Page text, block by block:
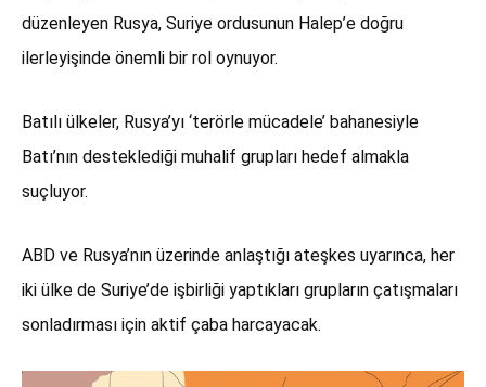
düzenleyen Rusya, Suriye ordusunun Halep’e doğru
ilerleyişinde önemli bir rol oynuyor.
Batılı ülkeler, Rusya’yı ‘terörle mücadele’ bahanesiyle
Batı’nın desteklediği muhalif grupları hedef almakla
suçluyor.
ABD ve Rusya’nın üzerinde anlaştığı ateşkes uyarınca, her
iki ülke de Suriye’de işbirliği yaptıkları grupların çatışmaları
sonladırması için aktif çaba harcayacak.